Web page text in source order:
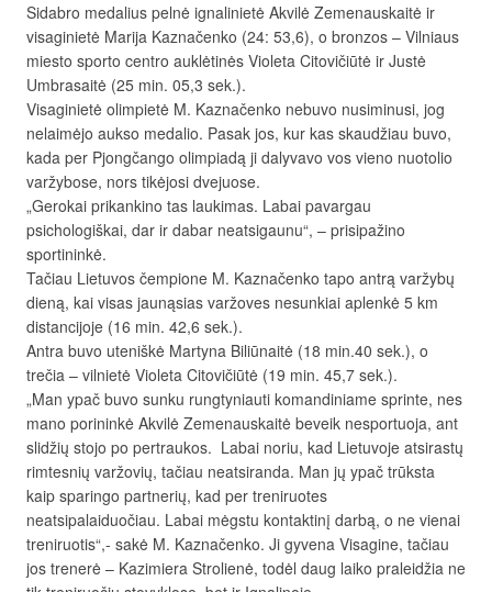
Sidabro medalius pelnė ignalinietė Akvilė Zemenauskaitė ir
visaginietė Marija Kaznačenko (24: 53,6), o bronzos – Vilniaus
miesto sporto centro auklėtinės Violeta Citovičiūtė ir Justė
Umbrasaitė (25 min. 05,3 sek.).
Visaginietė olimpietė M. Kaznačenko nebuvo nusiminusi, jog
nelaimėjo aukso medalio. Pasak jos, kur kas skaudžiau buvo,
kada per Pjongčango olimpiadą ji dalyvavo vos vieno nuotolio
varžybose, nors tikėjosi dvejuose.
„Gerokai prikankino tas laukimas. Labai pavargau
psichologiškai, dar ir dabar neatsigaunu“, – prisipažino
sportininkė.
Tačiau Lietuvos čempione M. Kaznačenko tapo antrą varžybų
dieną, kai visas jaunąsias varžoves nesunkiai aplenkė 5 km
distancijoje (16 min. 42,6 sek.).
Antra buvo uteniškė Martyna Biliūnaitė (18 min.40 sek.), o
trečia – vilnietė Violeta Citovičiūtė (19 min. 45,7 sek.).
„Man ypač buvo sunku rungtyniauti komandiniame sprinte, nes
mano porininkė Akvilė Zemenauskaitė beveik nesportuoja, ant
slidžių stojo po pertraukos. Labai noriu, kad Lietuvoje atsirastų
rimtesnių varžovių, tačiau neatsiranda. Man jų ypač trūksta
kaip sparingo partnerių, kad per treniruotes
neatsipalaiduočiau. Labai mėgstu kontaktinį darbą, o ne vienai
treniruotis“,- sakė M. Kaznačenko. Ji gyvena Visagine, tačiau
jos trenerė – Kazimiera Strolienė, todėl daug laiko praleidžia ne